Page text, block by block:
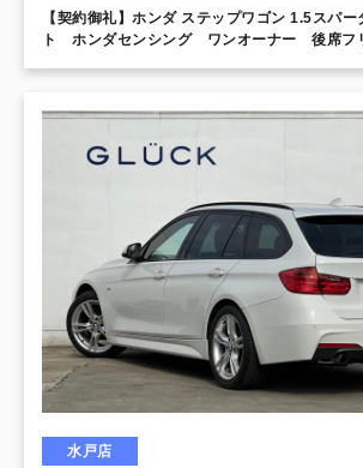
【契約御礼】ホンダ ステップワゴン 1.5スパ
ト ホンダセンシング ワンオーナー 後席フ
水戸店